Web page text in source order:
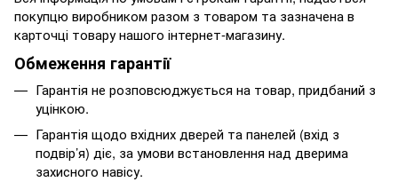
покупцю виробником разом з товаром та зазначена в
карточці товару нашого інтернет-магазину.
Обмеження гарантії
Гарантія не розповсюджується на товар, придбаний з
уцінкою.
Гарантія щодо вхідних дверей та панелей (вхід з
подвір’я) діє, за умови встановлення над дверима
захисного навісу.